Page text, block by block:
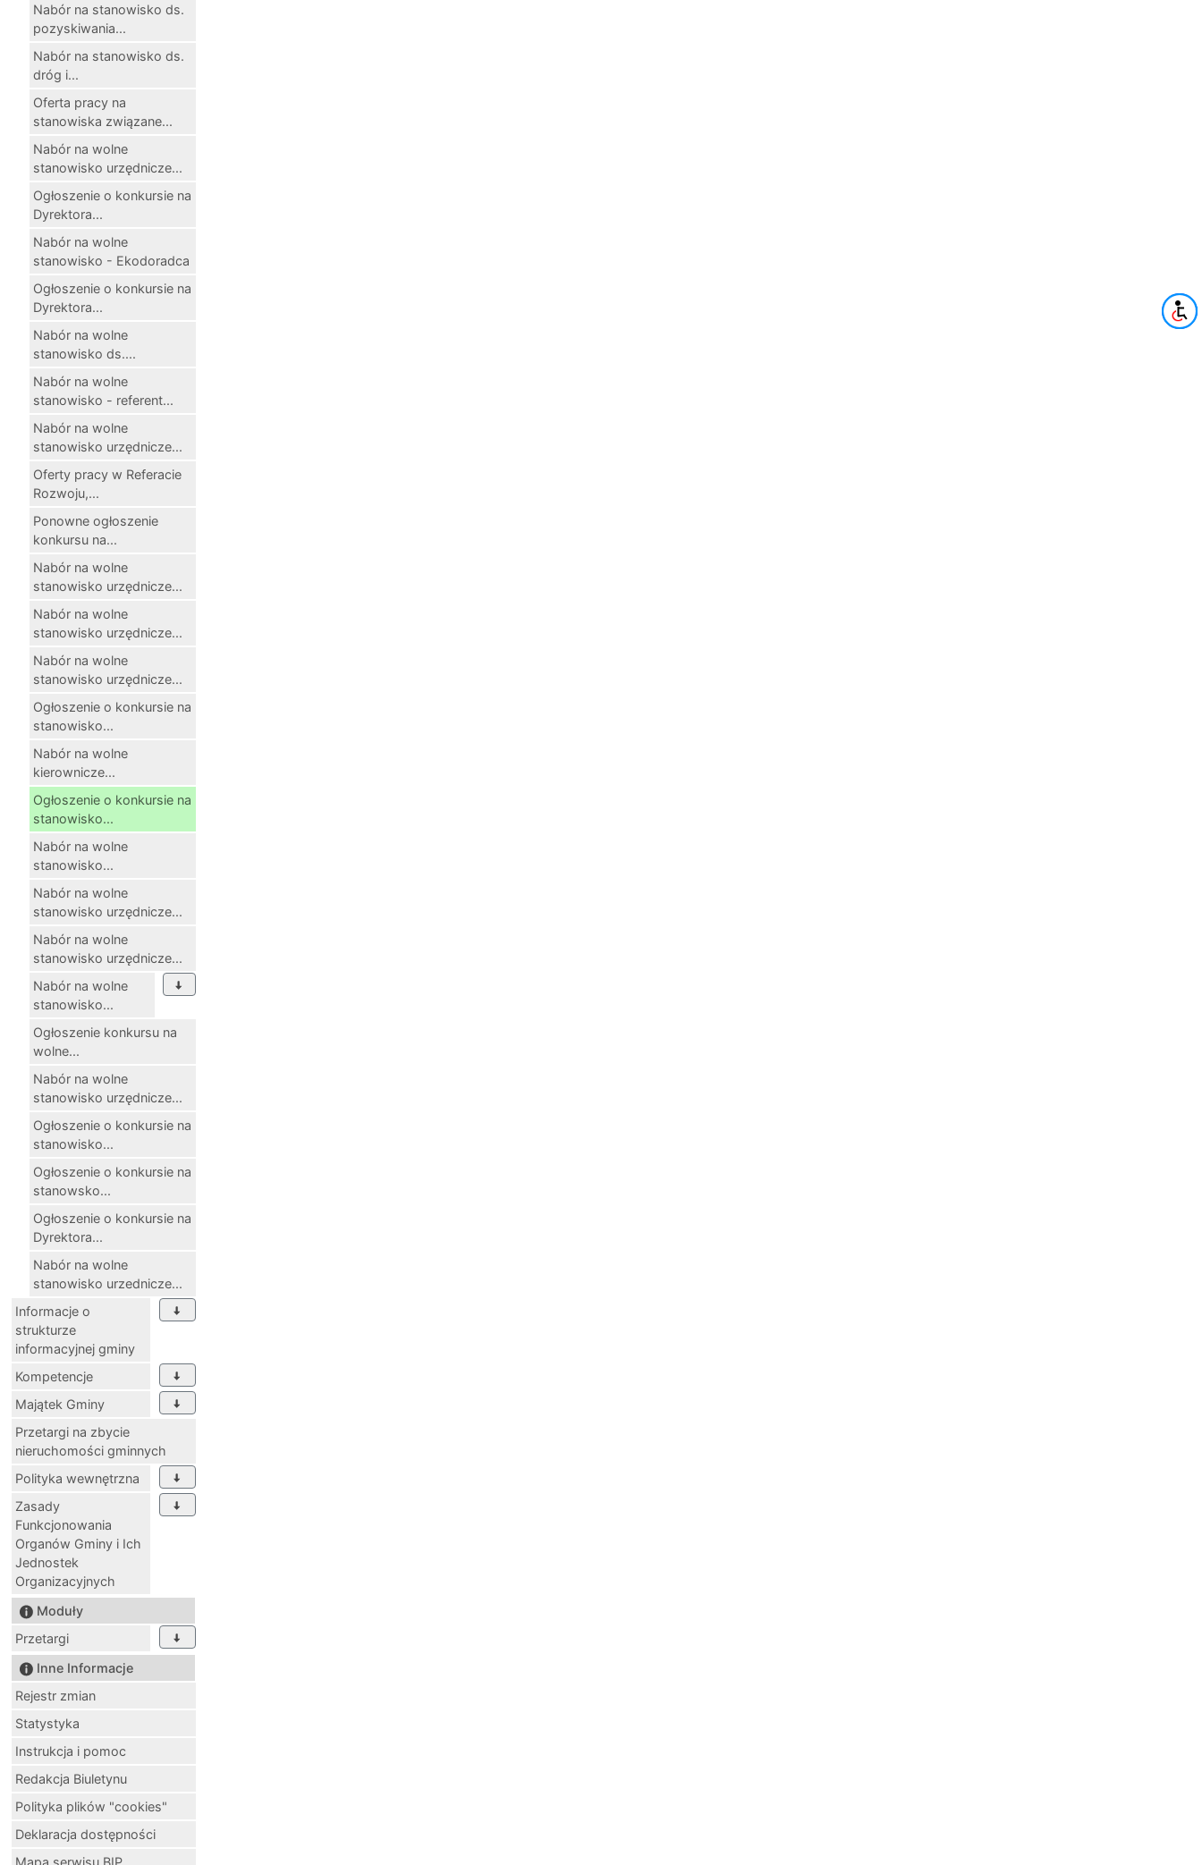
Nabór na stanowisko ds.
pozyskiwania...
Nabór na stanowisko ds.
dróg i...
Oferta pracy na
stanowiska związane...
Nabór na wolne
stanowisko urzędnicze...
Ogłoszenie o konkursie na
Dyrektora...
Nabór na wolne
stanowisko - Ekodoradca
Ogłoszenie o konkursie na
Dyrektora...
Nabór na wolne
stanowisko ds....
Nabór na wolne
stanowisko - referent...
Nabór na wolne
stanowisko urzędnicze...
Oferty pracy w Referacie
Rozwoju,...
Ponowne ogłoszenie
konkursu na...
Nabór na wolne
stanowisko urzędnicze...
Nabór na wolne
stanowisko urzędnicze...
Nabór na wolne
stanowisko urzędnicze...
Ogłoszenie o konkursie na
stanowisko...
Nabór na wolne
kierownicze...
Ogłoszenie o konkursie na
stanowisko...
Nabór na wolne
stanowisko...
Nabór na wolne
stanowisko urzędnicze...
Nabór na wolne
stanowisko urzędnicze...
Nabór na wolne
stanowisko...
Ogłoszenie konkursu na
wolne...
Nabór na wolne
stanowisko urzędnicze...
Ogłoszenie o konkursie na
stanowisko...
Ogłoszenie o konkursie na
stanowsko...
Ogłoszenie o konkursie na
Dyrektora...
Nabór na wolne
stanowisko urzednicze...
Informacje o
strukturze
informacyjnej gminy
Kompetencje
Majątek Gminy
Przetargi na zbycie
nieruchomości gminnych
Polityka wewnętrzna
Zasady
Funkcjonowania
Organów Gminy i Ich
Jednostek
Organizacyjnych
Moduły
Przetargi
Inne Informacje
Rejestr zmian
Statystyka
Instrukcja i pomoc
Redakcja Biuletynu
Polityka plików "cookies"
Deklaracja dostępności
Mapa serwisu BIP